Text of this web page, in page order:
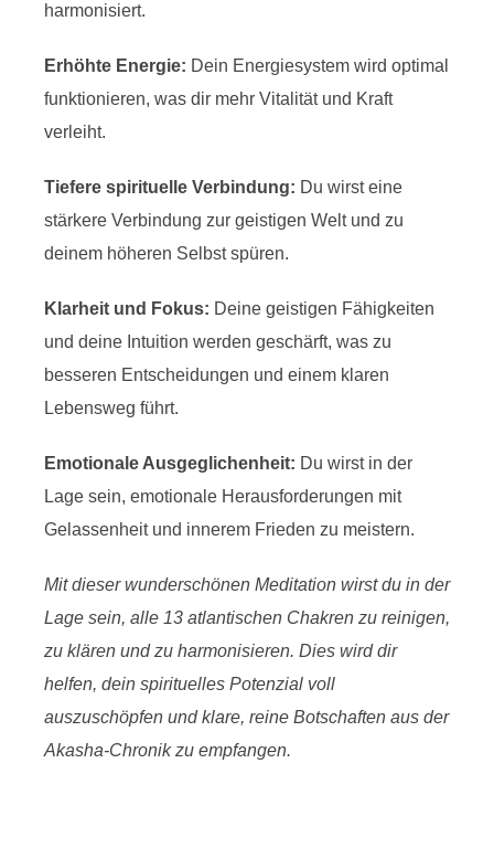
harmonisiert.
Erhöhte Energie: Dein Energiesystem wird optimal
funktionieren, was dir mehr Vitalität und Kraft
verleiht.
Tiefere spirituelle Verbindung: Du wirst eine
stärkere Verbindung zur geistigen Welt und zu
deinem höheren Selbst spüren.
Klarheit und Fokus: Deine geistigen Fähigkeiten
und deine Intuition werden geschärft, was zu
besseren Entscheidungen und einem klaren
Lebensweg führt.
Emotionale Ausgeglichenheit: Du wirst in der
Lage sein, emotionale Herausforderungen mit
Gelassenheit und innerem Frieden zu meistern.
Mit dieser wunderschönen Meditation wirst du in der
Lage sein, alle 13 atlantischen Chakren zu reinigen,
zu klären und zu harmonisieren. Dies wird dir
helfen, dein spirituelles Potenzial voll
auszuschöpfen und klare, reine Botschaften aus der
Akasha-Chronik zu empfangen.